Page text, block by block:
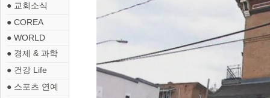
● 교회소식
● COREA
● WORLD
● 경제 & 과학
● 건강 Life
● 스포츠 연예